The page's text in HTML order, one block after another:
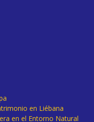
en Liébana
en el Entorno Natural